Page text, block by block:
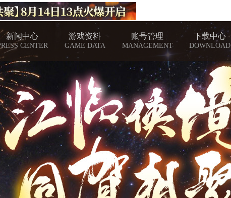
新闻中心
CENTER
游戏资料
GAME DATA
账号管理
MANAGEMENT
下载中心
DOWNLOAD